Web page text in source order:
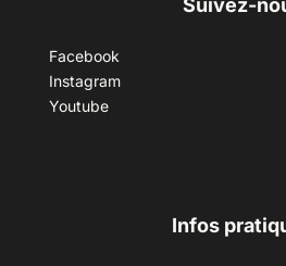
Suivez-
Facebook
Instagram
Youtube
Infos